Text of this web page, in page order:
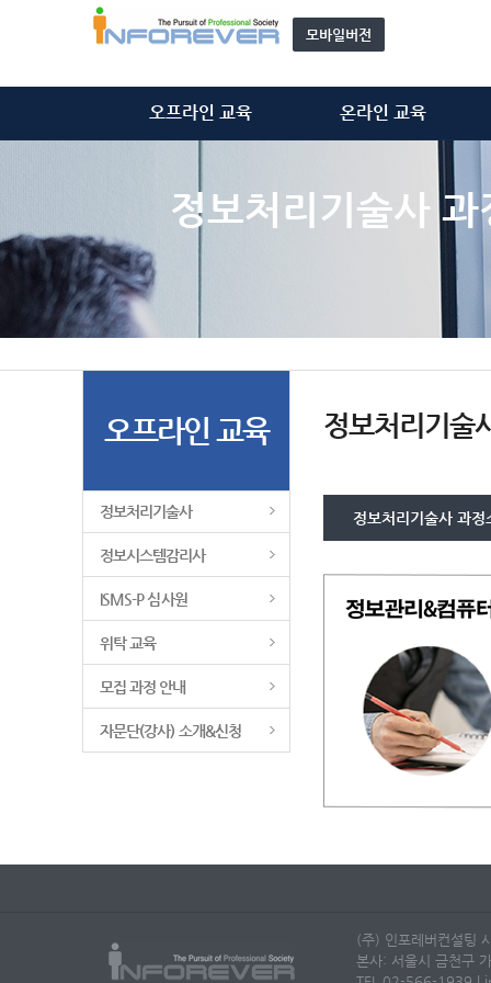
모바일버전
오프라인 교육
정보시스템감리사
ISMS-P 심사원
자문단(강사) 소개&신청
온라인 교육
정보시스템감리사
ISMS-P 심사원
개인정보관리사(CPPG)
정보처리기술사 과
오프라인 교육
정보처리기술사
정보시스템감리사
ISMS-P 심사원
위탁 교육
모집 과정 안내
자문단(강사) 소개&신청
정보처리기술
정보처리기술사 과정
(주) 인포레버컨설팅
본사: 서울시 금천구